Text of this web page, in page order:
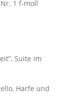
1 f-moll
Suite im
Harfe und